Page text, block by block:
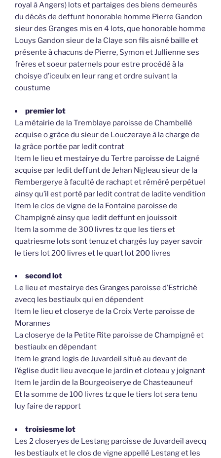
royal à Angers) lots et partaiges des biens demeurés
du décès de deffunt honorable homme Pierre Gandon
sieur des Granges mis en 4 lots, que honorable homme
Louys Gandon sieur de la Claye son fils aisné baille et
présente à chacuns de Pierre, Symon et Jullienne ses
frères et soeur paternels pour estre procédé à la
choisye d’iceulx en leur rang et ordre suivant la
coustume
premier lot
La métairie de la Tremblaye paroisse de Chambellé
acquise o grâce du sieur de Louczeraye à la charge de
la grâce portée par ledit contrat
Item le lieu et mestairye du Tertre paroisse de Laigné
acquise par ledit deffunt de Jehan Nigleau sieur de la
Rembergerye à faculté de rachapt et réméré perpétuel
ainsy qu’il est porté par ledit contrat de ladite vendition
Item le clos de vigne de la Fontaine paroisse de
Champigné ainsy que ledit deffunt en jouissoit
Item la somme de 300 livres tz que les tiers et
quatriesme lots sont tenuz et chargés luy payer savoir
le tiers lot 200 livres et le quart lot 200 livres
second lot
Le lieu et mestairye des Granges paroisse d’Estriché
avecq les bestiaulx qui en dépendent
Item le lieu et closerye de la Croix Verte paroisse de
Morannes
La closerye de la Petite Rite paroisse de Champigné et
bestiaulx en dépendant
Item le grand logis de Juvardeil situé au devant de
l’église dudit lieu avecque le jardin et cloteau y joignant
Item le jardin de la Bourgeoiserye de Chasteauneuf
Et la somme de 100 livres tz que le tiers lot sera tenu
luy faire de rapport
troisiesme lot
Les 2 closeryes de Lestang paroisse de Juvardeil avecq
les bestiaulx et le clos de vigne appellé Lestang et les